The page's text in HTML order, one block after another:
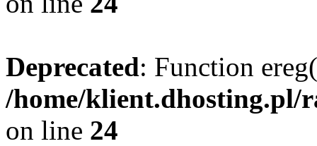
Deprecated: Function
/home/klient.dhosting.pl/
on line 24